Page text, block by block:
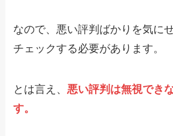
なので、悪い評判ばかりを気に
チェックする必要があります。
とは言え、 悪い評判は無視でき
す。